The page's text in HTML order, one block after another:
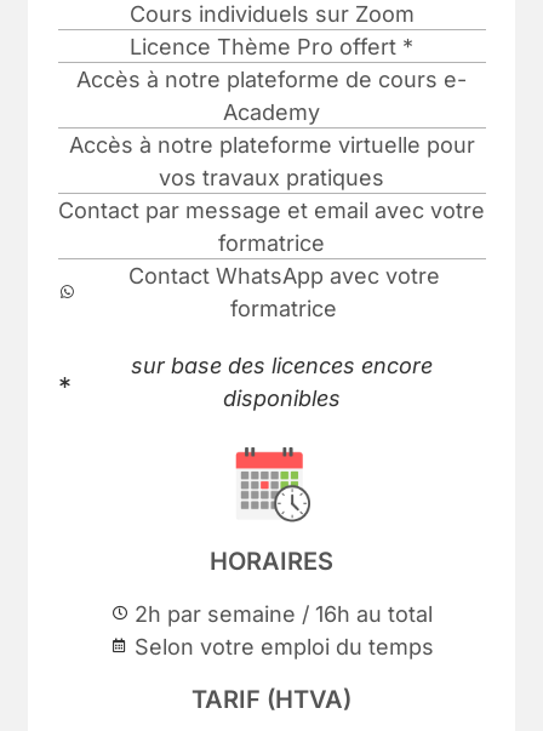
Cours individuels sur Zoom
Licence Thème Pro offert *
Accès à notre plateforme de cours e-
Academy
Accès à notre plateforme virtuelle pour
vos travaux pratiques
Contact par message et email avec votre
formatrice
Contact WhatsApp avec votre
formatrice
sur base des licences encore
disponibles
HORAIRES
2h par semaine / 16h au total
Selon votre emploi du temps
TARIF (HTVA)